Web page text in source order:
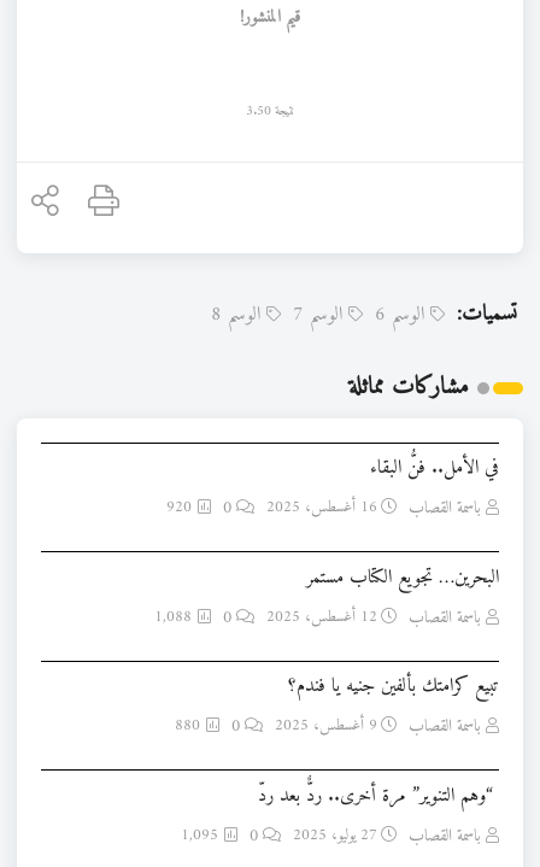
قيم المنشور!
نتيجة 3.50
تسميات: الوسم 6 الوسم 7 الوسم 8
مشاركات مماثلة
في الأمل.. فنُّ البقاء
باسمة القصاب 16 أغسطس، 2025 920
البحرين… تجويع الكتاب مستمر
باسمة القصاب 12 أغسطس، 2025 1,088
تبيع كرامتك بألفين جنيه يا فندم؟
باسمة القصاب 9 أغسطس، 2025 880
“وهم التنوير” مرة أخرى.. ردٌّ بعد ردّ
باسمة القصاب 27 يوليو، 2025 1,095